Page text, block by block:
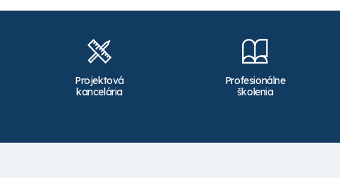
Projektová
kancelária
Profesionálne
školenia